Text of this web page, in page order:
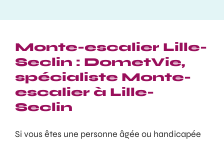
Monte-escalier Lille-
Seclin : DometVie,
spécialiste Monte-
escalier à Lille-
Seclin
Si vous êtes une personne âgée ou handicapée